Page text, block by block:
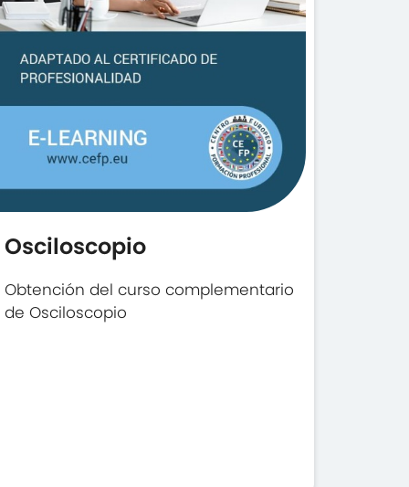
Osciloscopio
Obtención del curso complementario
de Osciloscopio